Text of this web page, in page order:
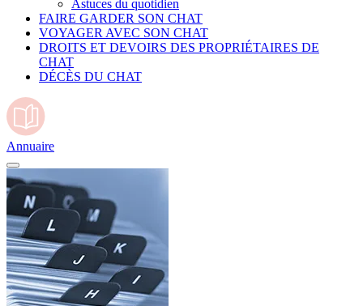
Astuces du quotidien
FAIRE GARDER SON CHAT
VOYAGER AVEC SON CHAT
DROITS ET DEVOIRS DES PROPRIÉTAIRES DE
CHAT
DÉCÈS DU CHAT
Annuaire